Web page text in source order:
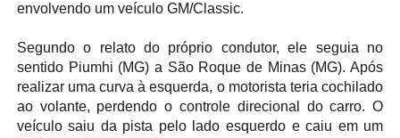
envolvendo um veículo GM/Classic.
Segundo o relato do próprio condutor, ele seguia no
sentido Piumhi (MG) a São Roque de Minas (MG). Após
realizar uma curva à esquerda, o motorista teria cochilado
ao volante, perdendo o controle direcional do carro. O
veículo saiu da pista pelo lado esquerdo e caiu em um